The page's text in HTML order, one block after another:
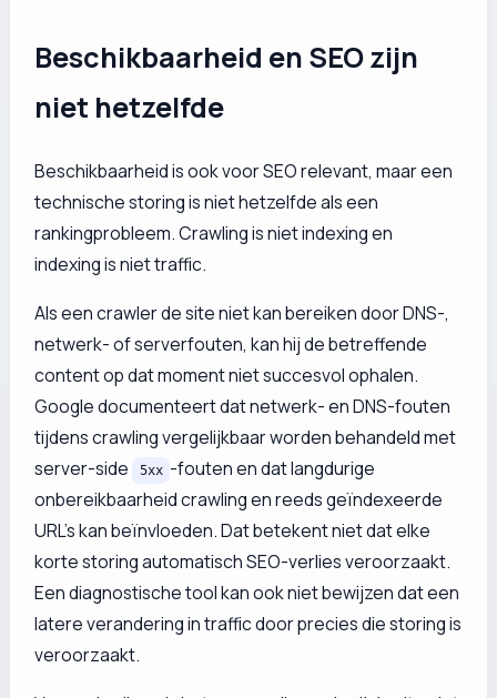
Beschikbaarheid en SEO zijn
niet hetzelfde
Beschikbaarheid is ook voor SEO relevant, maar een
technische storing is niet hetzelfde als een
rankingprobleem. Crawling is niet indexing en
indexing is niet traffic.
Als een crawler de site niet kan bereiken door DNS-,
netwerk- of serverfouten, kan hij de betreffende
content op dat moment niet succesvol ophalen.
Google documenteert dat netwerk- en DNS-fouten
tijdens crawling vergelijkbaar worden behandeld met
server-side
5xx -fouten en dat langdurige
onbereikbaarheid crawling en reeds geïndexeerde
URL’s kan beïnvloeden. Dat betekent niet dat elke
korte storing automatisch SEO-verlies veroorzaakt.
Een diagnostische tool kan ook niet bewijzen dat een
latere verandering in traffic door precies die storing is
veroorzaakt.